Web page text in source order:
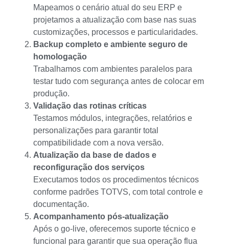
Mapeamos o cenário atual do seu ERP e
projetamos a atualização com base nas suas
customizações, processos e particularidades.
Backup completo e ambiente seguro de
homologação
Trabalhamos com ambientes paralelos para
testar tudo com segurança antes de colocar em
produção.
Validação das rotinas críticas
Testamos módulos, integrações, relatórios e
personalizações para garantir total
compatibilidade com a nova versão.
Atualização da base de dados e
reconfiguração dos serviços
Executamos todos os procedimentos técnicos
conforme padrões TOTVS, com total controle e
documentação.
Acompanhamento pós-atualização
Após o go-live, oferecemos suporte técnico e
funcional para garantir que sua operação flua